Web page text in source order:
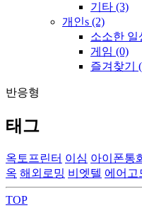
기타 (3)
개인s (2)
소소한 일
게임 (0)
즐겨찾기
반응형
태그
옥토프린터 이심 아이폰통
옥 해외로밍 비엣텔 에어고
TOP